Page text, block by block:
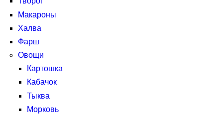
Макароны
Халва
Фарш
Овощи
Картошка
Кабачок
Тыква
Морковь